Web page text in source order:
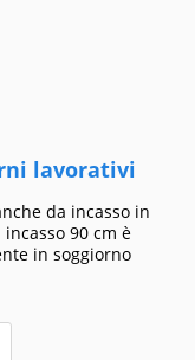
lavorativi
da incasso in
90 cm è
in soggiorno